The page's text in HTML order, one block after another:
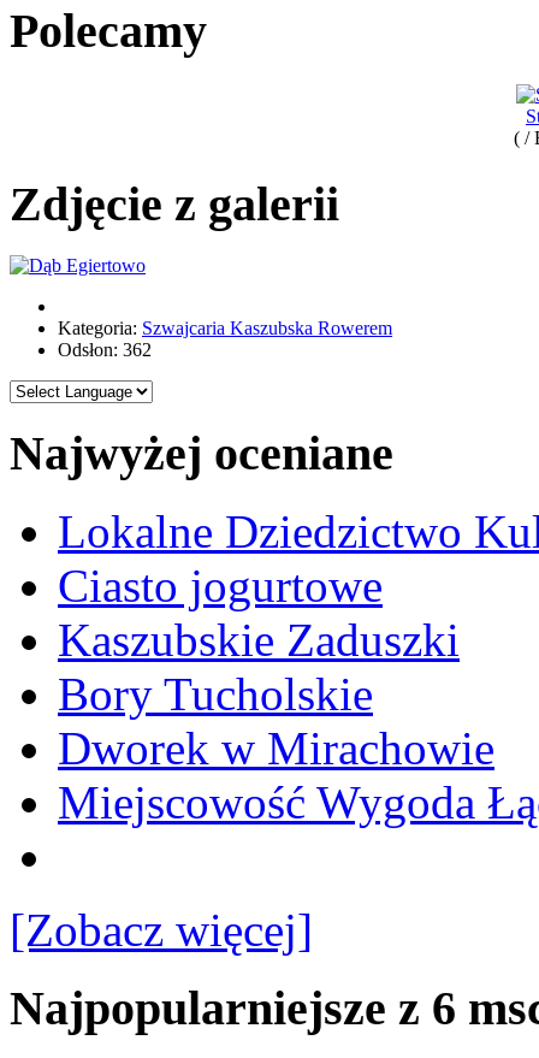
Polecamy
( /
Zdjęcie z galerii
Kategoria: Szwajcaria Kaszubska Rowerem
Odsłon: 362
Najwyżej oceniane
Lokalne Dziedzictwo
Ciasto jogurtowe
Kaszubskie Zaduszki
Bory Tucholskie
Dworek w Mirachowie
Miejscowość Wygoda
[Zobacz więcej]
Najpopularniejsze z 6